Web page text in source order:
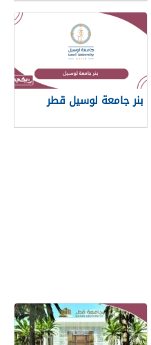
بنر جامعة لوسيل قطر